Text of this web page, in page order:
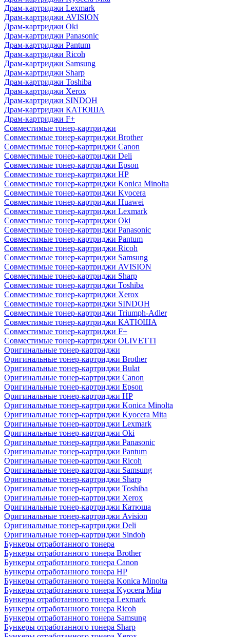
Драм-картриджи Lexmark
Драм-картриджи AVISION
Драм-картриджи Oki
Драм-картриджи Panasonic
Драм-картриджи Pantum
Драм-картриджи Ricoh
Драм-картриджи Samsung
Драм-картриджи Sharp
Драм-картриджи Toshiba
Драм-картриджи Xerox
Драм-картриджи SINDOH
Драм-картриджи КАТЮША
Драм-картриджи F+
Совместимые тонер-картриджи
Совместимые тонер-картриджи Brother
Совместимые тонер-картриджи Canon
Совместимые тонер-картриджи Deli
Совместимые тонер-картриджи Epson
Совместимые тонер-картриджи HP
Совместимые тонер-картриджи Konica Minolta
Совместимые тонер-картриджи Kyocera
Совместимые тонер-картриджи Huawei
Совместимые тонер-картриджи Lexmark
Совместимые тонер-картриджи Oki
Совместимые тонер-картриджи Panasonic
Совместимые тонер-картриджи Pantum
Совместимые тонер-картриджи Ricoh
Совместимые тонер-картриджи Samsung
Совместимые тонер-картриджи AVISION
Совместимые тонер-картриджи Sharp
Совместимые тонер-картриджи Toshiba
Совместимые тонер-картриджи Xerox
Совместимые тонер-картриджи SINDOH
Совместимые тонер-картриджи Triumph-Adler
Совместимые тонер-картриджи КАТЮША
Совместимые тонер-картриджи F+
Совместимые тонер-картриджи OLIVETTI
Оригинальные тонер-картриджи
Оригинальные тонер-картриджи Brother
Оригинальные тонер-картриджи Bulat
Оригинальные тонер-картриджи Canon
Оригинальные тонер-картриджи Epson
Оригинальные тонер-картриджи HP
Оригинальные тонер-картриджи Konica Minolta
Оригинальные тонер-картриджи Kyocera Mita
Оригинальные тонер-картриджи Lexmark
Оригинальные тонер-картриджи Oki
Оригинальные тонер-картриджи Panasonic
Оригинальные тонер-картриджи Pantum
Оригинальные тонер-картриджи Ricoh
Оригинальные тонер-картриджи Samsung
Оригинальные тонер-картриджи Sharp
Оригинальные тонер-картриджи Toshiba
Оригинальные тонер-картриджи Xerox
Оригинальные тонер-картриджи Катюша
Оригинальные тонер-картриджи Avision
Оригинальные тонер-картриджи Deli
Оригинальные тонер-картриджи Sindoh
Бункеры отработанного тонера
Бункеры отработанного тонера Brother
Бункеры отработанного тонера Canon
Бункеры отработанного тонера HP
Бункеры отработанного тонера Konica Minolta
Бункеры отработанного тонера Kyocera Mita
Бункеры отработанного тонера Lexmark
Бункеры отработанного тонера Ricoh
Бункеры отработанного тонера Samsung
Бункеры отработанного тонера Sharp